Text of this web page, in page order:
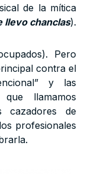
de la mítica
llevo chanclas).
Pero
contra el
y las
que llamamos
cazadores de
profesionales